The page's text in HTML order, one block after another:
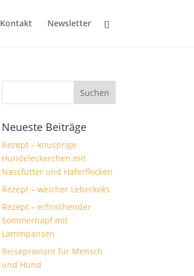
Kontakt Newsletter
Neueste Beiträge
Rezept – knusprige
Hundeleckerchen mit
Nassfutter und Haferflocken
Rezept – weicher Leberkeks
Rezept – erfrischender
Sommernapf mit
Lammpansen
Reiseproviant für Mensch
und Hund